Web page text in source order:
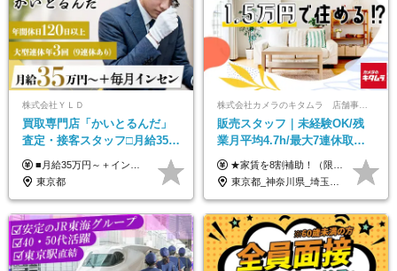
株式会社ＹＬＤ
買取専⾨店「かいとるんだ」
査定・接客スタッフ□⽉給35万
円以上＋毎⽉インセン□年休
120日以上□土日休み
■月給35万円～＋インセンティブ＋各種手当 ※固定残業代（月45時間分87,600円～）を含む。超過した場合は別途残業代を支給いたします ※経験・年齢などを考慮の上、決定します ※試用期間3ヶ月あり（待遇に変動なし）
東京都
株式会社カメラのキタムラ 店舗事業部【カメラのキタムラ】
販売スタッフ｜未経験OK/残
業月平均4.7h/最大7連休取得
可/全国募集/家賃8割を会社が
負担/賞与年2回
★家賃を8割補助！（限度額は地域により異なる） ※転勤による引っ越しが発生する場合 ＝＝＝＝＝＝＝＝＝＝＝＝＝＝＝＝＝＝＝＝＝＝＝ 例えば、家賃7.5万円なら6万円は会社で負担。 あなたが支払うのは、たったの1.5万円です！ 年間では自己負担額が約72万ほどお得になります！ ＝＝＝＝＝＝＝＝＝＝＝＝＝＝＝＝＝＝＝＝＝＝＝ 月給22万8,700円～26万3,100円＋賞与年2回（初回の支給は当社規定による）＋残業手当 ＜実際の給与例＞ *24歳:月給23万4,700円＋賞与年2回（初回の支給は当社規定による）＋残業手当＋諸手当 ※上記はあくまで参考月給です。ご経歴・年齢を考慮し、当社規定により決定します ※評価により昇給あり ※残業代は別途支給あり ※試用期間2ヶ月あり（期間中の給与・待遇に差異はありません） 【実在する社員の年収モデル】 年収530万円（30歳） 年収820万円（40歳） 【入社時の想定年収】 330万円～900万円
東京都_神奈川県_埼玉県_千葉県_大阪府_愛知県_北海道_青森県_宮城県_秋田県_山形県_茨城県_群馬県_新潟県_長野県_富山県_静岡県_三重県_兵庫県_京都府_広島県_岡山県_鳥取県_山口県_徳島県_香川県_愛媛県_福岡県_熊本県_佐賀県_長崎県_大分県_宮崎県_鹿児島県